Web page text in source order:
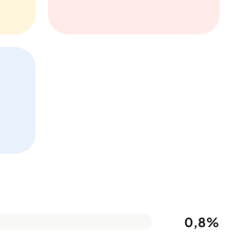
0,8%